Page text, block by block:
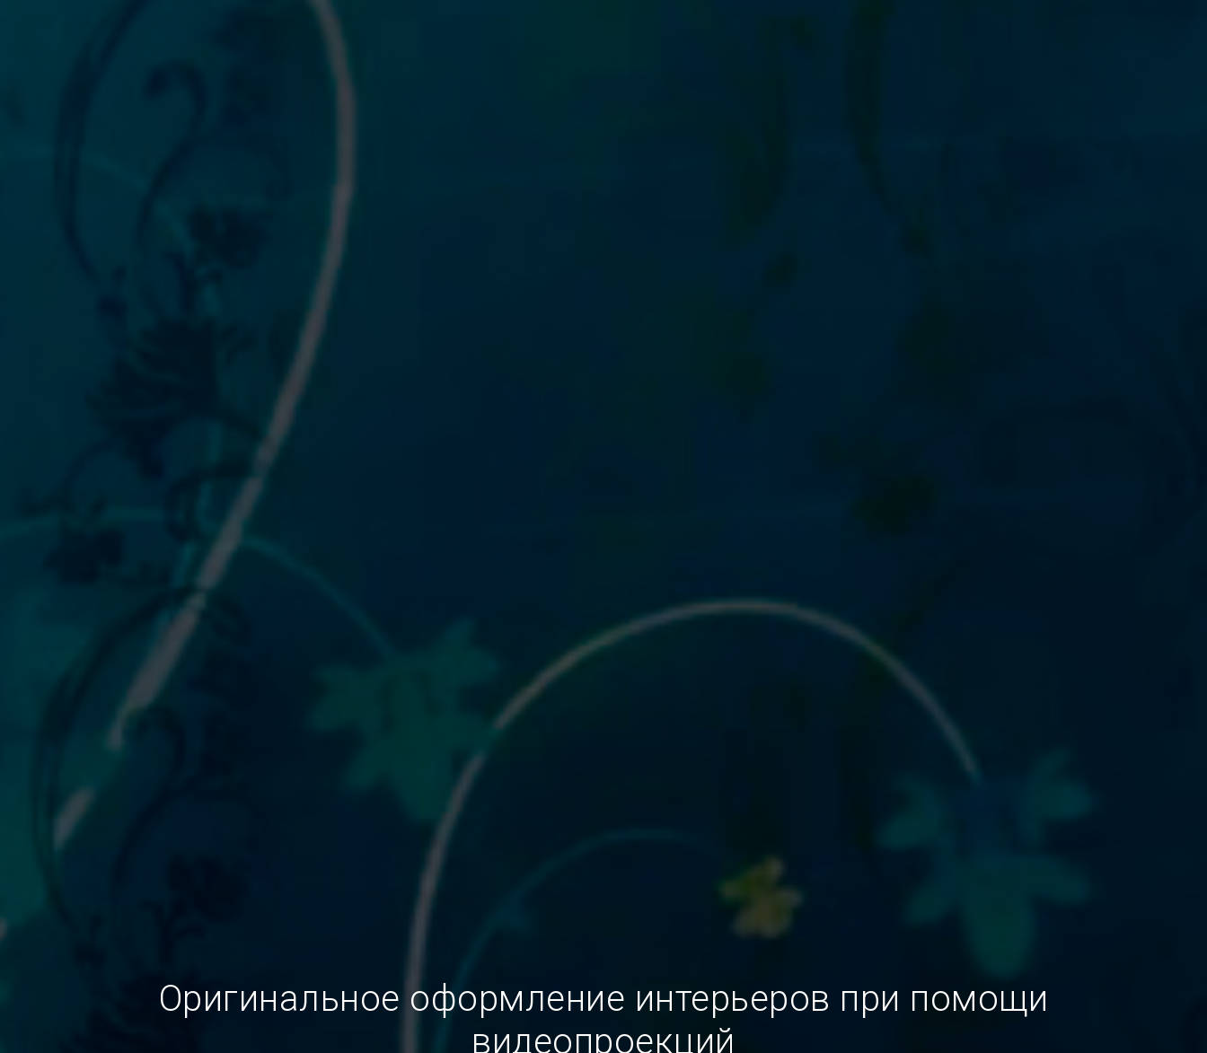
Оригинальное оформление интерьеров при помощи
видеопроекций